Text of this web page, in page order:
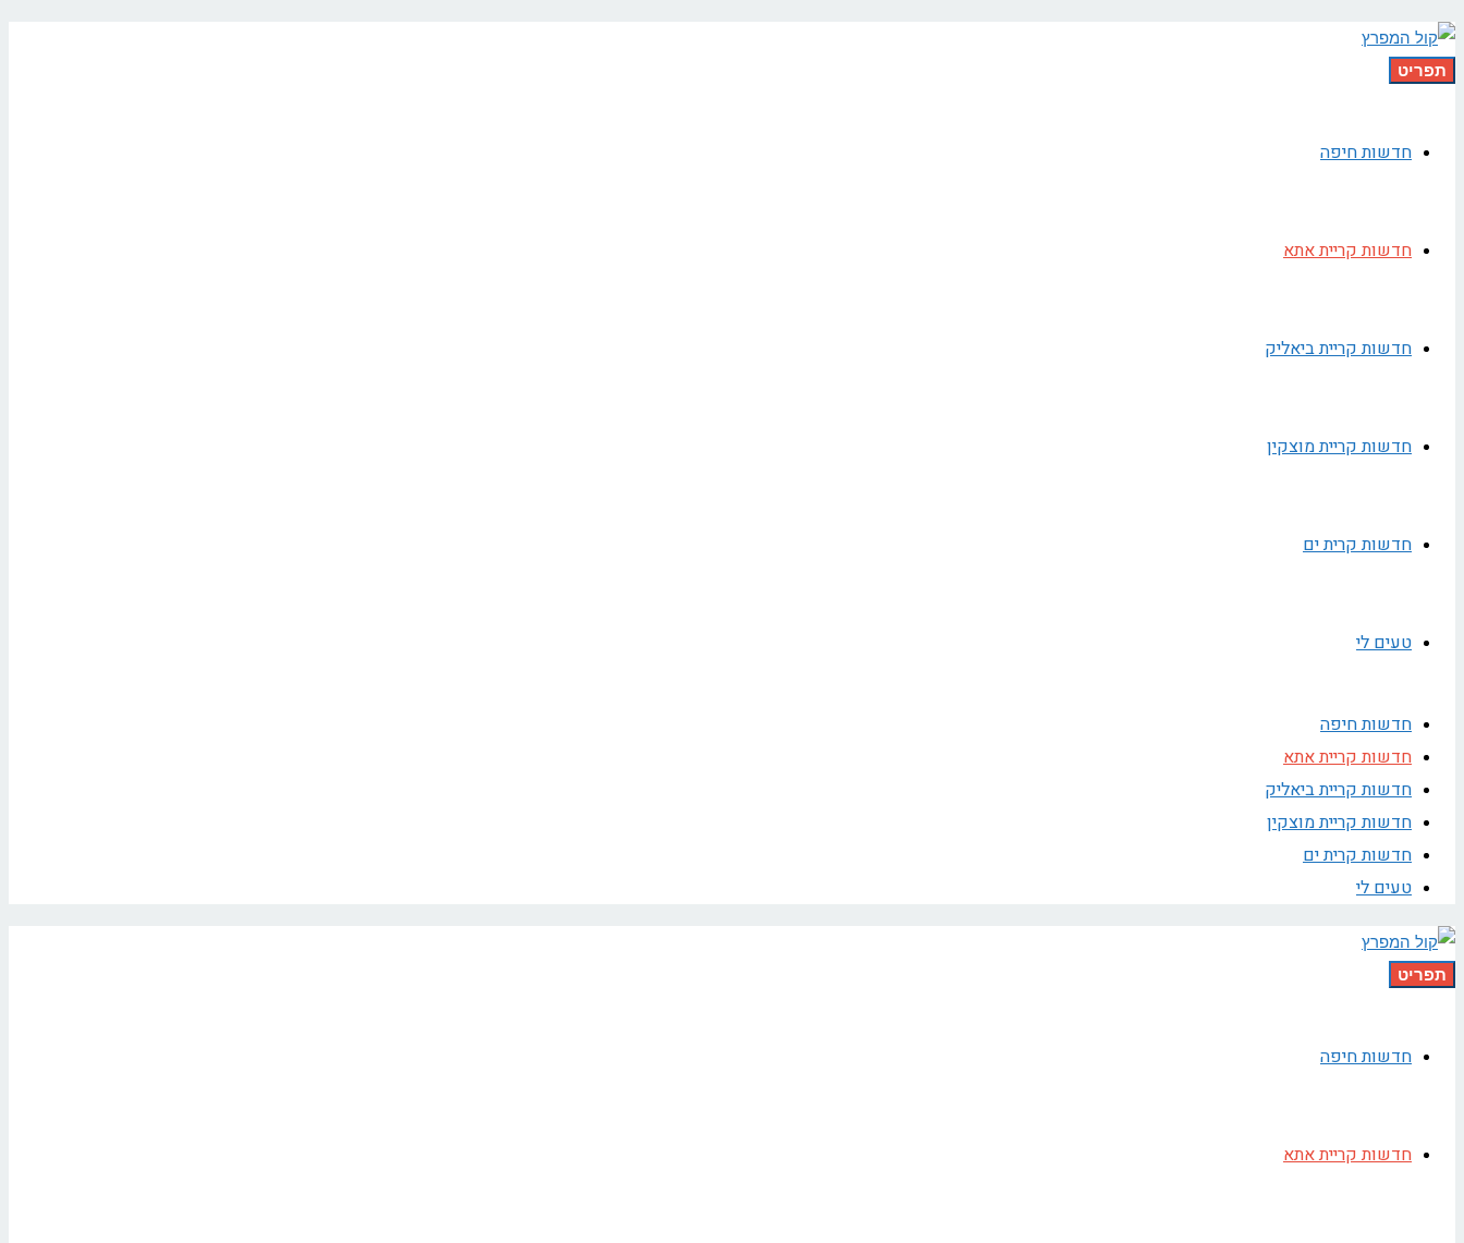
תפריט
חדשות חיפה
חדשות קריית אתא
חדשות קריית ביאליק
חדשות קריית מוצקין
חדשות קרית ים
טעים לי
חדשות חיפה
חדשות קריית אתא
חדשות קריית ביאליק
חדשות קריית מוצקין
חדשות קרית ים
טעים לי
תפריט
חדשות חיפה
חדשות קריית אתא